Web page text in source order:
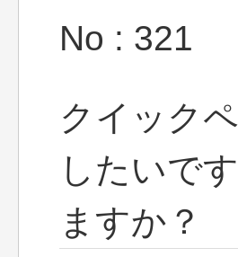
No : 321
クイック
したいで
ますか？